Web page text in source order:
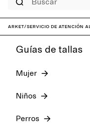
ARKET/Servicio de atención
Guías de tallas
Mujer
Niños
Perros